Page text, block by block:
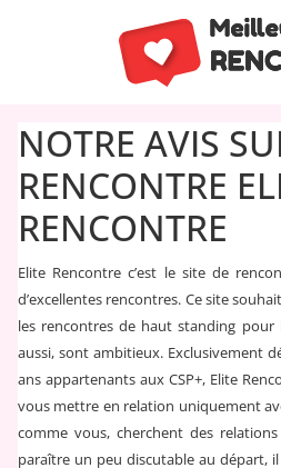
NOTRE AVIS
RENCONTRE
RENCONTRE
Elite Rencontre c’est le site de
d’excellentes rencontres. Ce site
les rencontres de haut standing pour
aussi, sont ambitieux. Exclusivement
ans appartenants aux CSP+, Elite
vous mettre en relation uniquement
comme vous, cherchent des
paraître un peu discutable au départ,